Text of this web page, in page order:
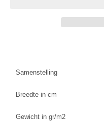
Samenstelling
Breedte in cm
Gewicht in gr/m2